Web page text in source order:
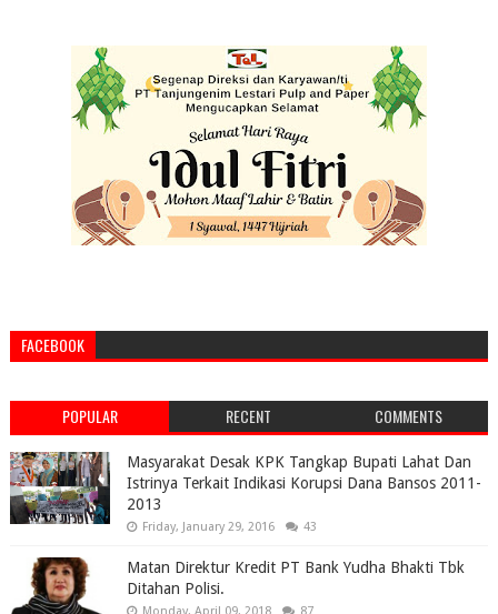
FACEBOOK
POPULAR RECENT COMMENTS
Masyarakat Desak KPK Tangkap Bupati Lahat Dan
Istrinya Terkait Indikasi Korupsi Dana Bansos 2011-
2013
Friday, January 29, 2016 43
Matan Direktur Kredit PT Bank Yudha Bhakti Tbk
Ditahan Polisi.